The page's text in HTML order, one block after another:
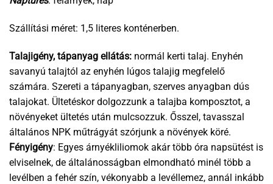
Szállítási méret: 1,5 literes konténerben.
Talajigény, tápanyag ellátás: normál kerti talaj. Enyhén
savanyú talajtól az enyhén lúgos talajig megfelelő
számára. Szereti a tápanyagban, szerves anyagban dús
talajokat. Ültetéskor dolgozzunk a talajba komposztot, a
növényeket ültetés után mulcsozzuk. Ősszel, tavasszal
általános NPK műtrágyát szórjunk a növények köré.
Fényigény: Egyes árnyékliliomok akár több óra napsütést is
elviselnek, de általánosságban elmondható minél több a
levélben a fehér szín, vékonyabb a levéllemez, annál inkább